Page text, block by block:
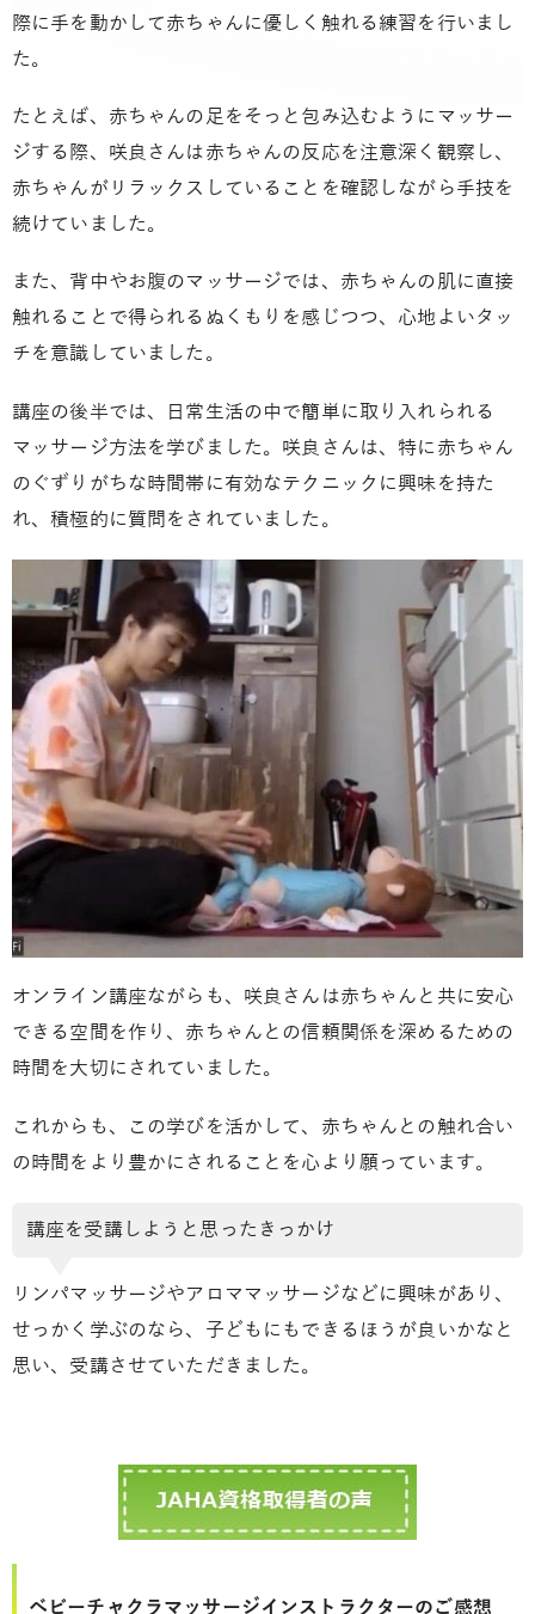
際に手を動かして赤ちゃんに優しく触れる練習を行いまし
た。
たとえば、赤ちゃんの足をそっと包み込むようにマッサー
ジする際、咲良さんは赤ちゃんの反応を注意深く観察し、
赤ちゃんがリラックスしていることを確認しながら手技を
続けていました。
また、背中やお腹のマッサージでは、赤ちゃんの肌に直接
触れることで得られるぬくもりを感じつつ、心地よいタッ
チを意識していました。
講座の後半では、日常生活の中で簡単に取り入れられる
マッサージ方法を学びました。咲良さんは、特に赤ちゃん
のぐずりがちな時間帯に有効なテクニックに興味を持た
れ、積極的に質問をされていました。
オンライン講座ながらも、咲良さんは赤ちゃんと共に安心
できる空間を作り、赤ちゃんとの信頼関係を深めるための
時間を大切にされていました。
これからも、この学びを活かして、赤ちゃんとの触れ合い
の時間をより豊かにされることを心より願っています。
講座を受講しようと思ったきっかけ
リンパマッサージやアロママッサージなどに興味があり、
せっかく学ぶのなら、子どもにもできるほうが良いかなと
思い、受講させていただきました。
ベビーチャクラマッサージインストラクターのご感想